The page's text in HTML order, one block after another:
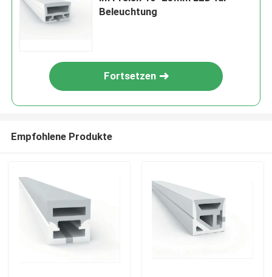
Beleuchtung
Fortsetzen
Empfohlene Produkte